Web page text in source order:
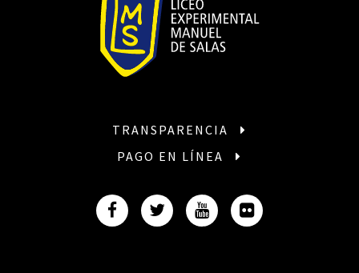
TRANSPARENCIA
PAGO EN LÍNEA